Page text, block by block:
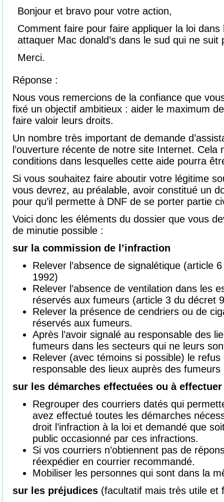
Bonjour et bravo pour votre action,
Comment faire pour faire appliquer la loi
attaquer Mac donald’s dans le sud qui ne suit
Merci.
Réponse :
Nous vous remercions de la confiance que
fixé un objectif ambitieux : aider le maximum
faire valoir leurs droits.
Un nombre très important de demande
l’ouverture récente de notre site Internet. Cela
conditions dans lesquelles cette aide pourra
Si vous souhaitez faire aboutir votre légitime
vous devrez, au préalable, avoir constitué un
pour qu’il permette à DNF de se porter partie
Voici donc les éléments du dossier que vous
de minutie possible :
sur la commission de l’infraction
Relever l’absence de signalétique (article
1992)
Relever l’absence de ventilation dans les
réservés aux fumeurs (article 3 du décret
Relever la présence de cendriers ou de
réservés aux fumeurs.
Après l’avoir signalé au responsable des
fumeurs dans les secteurs qui ne leurs
Relever (avec témoins si possible) le refus
responsable des lieux auprès des fumeurs
sur les démarches effectuées ou à effectuer
Regrouper des courriers datés qui
avez effectué toutes les démarches
droit l’infraction à la loi et demandé que
public occasionné par ces infractions.
Si vos courriers n’obtiennent pas de
réexpédier en courrier recommandé.
Mobiliser les personnes qui sont dans la
sur les préjudices (facultatif mais très utile et